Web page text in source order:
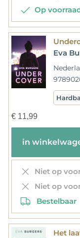
Op
Eva
€11,99
in
Niet op
Niet op
Bestelbaar
Het